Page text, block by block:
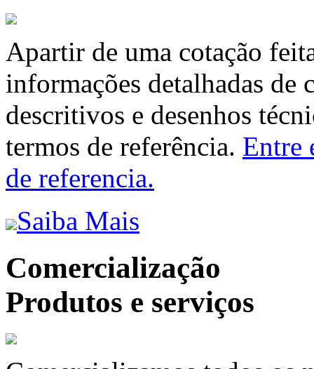
Apartir de uma cotação
informações detalhadas de
descritivos e desenhos
termos de referência. Entre
de referencia.
Saiba Mais
Comercialização
Produtos e serviços